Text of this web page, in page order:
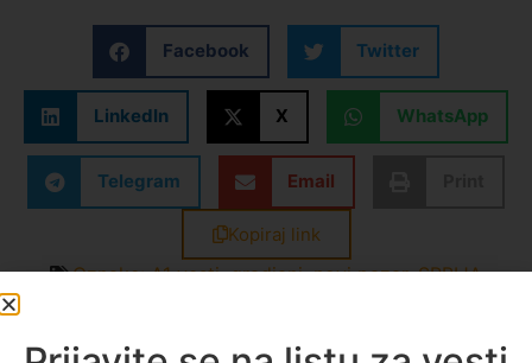
Facebook Twitter
LinkedIn X WhatsApp
Telegram Email
Kopiraj link
Oznake:A1 vesti,gradjani,novi pazar,SRBIJA